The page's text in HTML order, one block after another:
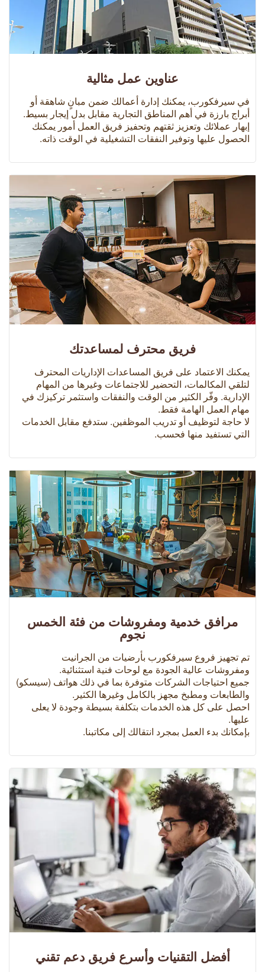
عناوين عمل مثالية
في سيرفكورب، يمكنك إدارة أعمالك ضمن مبانٍ شاهقة أو
أبراج بارزة في أهم المناطق التجارية مقابل بدل إيجار بسيط.
إبهار عملائك وتعزيز ثقتهم وتحفيز فريق العمل أمور يمكنك
الحصول عليها وتوفير النفقات التشغيلية في الوقت ذاته.
فريق محترف لمساعدتك
يمكنك الاعتماد على فريق المساعدات الإداريات المحترف
لتلقي المكالمات، التحضير للاجتماعات وغيرها من المهام
الإدارية. وفّر الكثير من الوقت والنفقات واستثمر تركيزك في
مهام العمل الهامة فقط.
لا حاجة لتوظيف أو تدريب الموظفين. ستدفع مقابل الخدمات
التي تستفيد منها فحسب.
مرافق خدمية ومفروشات من فئة الخمس
نجوم
تم تجهيز فروع سيرفكورب بأرضيات من الجرانيت
ومفروشات عالية الجودة مع لوحات فنية استثنائية.
جميع احتياجات الشركات متوفرة بما في ذلك هواتف (سيسكو)
والطابعات ومطبخ مجهز بالكامل وغيرها الكثير.
احصل على كل هذه الخدمات بتكلفة بسيطة وجودة لا يعلى
عليها.
بإمكانك بدء العمل بمجرد انتقالك إلى مكاتبنا.
أفضل التقنيات وأسرع فريق دعم تقني